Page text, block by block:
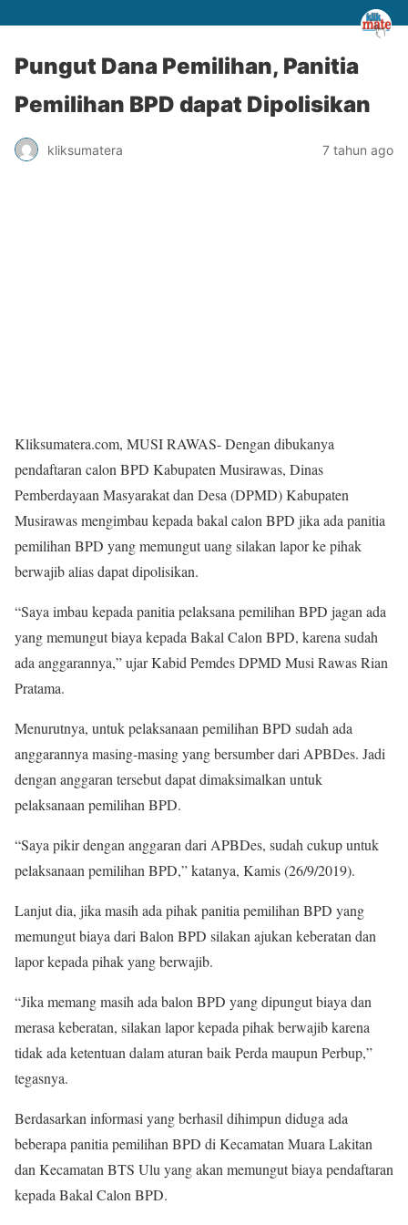
Pungut Dana Pemilihan, Panitia
Pemilihan BPD dapat Dipolisikan
kliksumatera 7 tahun ago
Kliksumatera.com, MUSI RAWAS- Dengan dibukanya
pendaftaran calon BPD Kabupaten Musirawas, Dinas
Pemberdayaan Masyarakat dan Desa (DPMD) Kabupaten
Musirawas mengimbau kepada bakal calon BPD jika ada panitia
pemilihan BPD yang memungut uang silakan lapor ke pihak
berwajib alias dapat dipolisikan.
“Saya imbau kepada panitia pelaksana pemilihan BPD jagan ada
yang memungut biaya kepada Bakal Calon BPD, karena sudah
ada anggarannya,” ujar Kabid Pemdes DPMD Musi Rawas Rian
Pratama.
Menurutnya, untuk pelaksanaan pemilihan BPD sudah ada
anggarannya masing-masing yang bersumber dari APBDes. Jadi
dengan anggaran tersebut dapat dimaksimalkan untuk
pelaksanaan pemilihan BPD.
“Saya pikir dengan anggaran dari APBDes, sudah cukup untuk
pelaksanaan pemilihan BPD,” katanya, Kamis (26/9/2019).
Lanjut dia, jika masih ada pihak panitia pemilihan BPD yang
memungut biaya dari Balon BPD silakan ajukan keberatan dan
lapor kepada pihak yang berwajib.
“Jika memang masih ada balon BPD yang dipungut biaya dan
merasa keberatan, silakan lapor kepada pihak berwajib karena
tidak ada ketentuan dalam aturan baik Perda maupun Perbup,”
tegasnya.
Berdasarkan informasi yang berhasil dihimpun diduga ada
beberapa panitia pemilihan BPD di Kecamatan Muara Lakitan
dan Kecamatan BTS Ulu yang akan memungut biaya pendaftaran
kepada Bakal Calon BPD.